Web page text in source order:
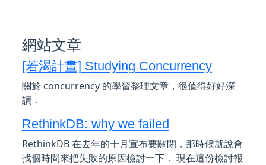
網站文章
[若渴計畫] Studying Concurrency
關於 concurrency 的學習整理文章，很值得好好深
讀．
RethinkDB: why we failed
RethinkDB 在去年的十月宣布要關閉，那時候就說會
找個時間來把失敗的原因檢討一下． 現在這份檢討報